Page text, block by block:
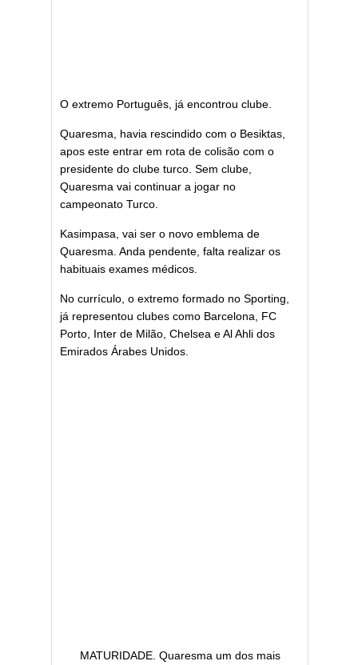
O extremo Português, já encontrou clube.
Quaresma, havia rescindido com o Besiktas,
apos este entrar em rota de colisão com o
presidente do clube turco. Sem clube,
Quaresma vai continuar a jogar no
campeonato Turco.
Kasimpasa, vai ser o novo emblema de
Quaresma. Anda pendente, falta realizar os
habituais exames médicos.
No currículo, o extremo formado no Sporting,
já representou clubes como Barcelona, FC
Porto, Inter de Milão, Chelsea e Al Ahli dos
Emirados Árabes Unidos.
MATURIDADE. Quaresma um dos mais